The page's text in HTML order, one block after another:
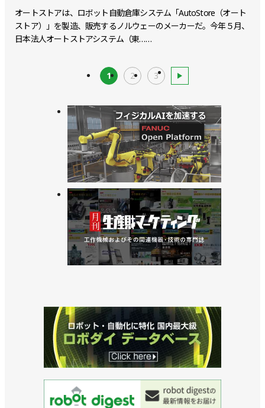
オートストアは、ロボット自動倉庫システム「AutoStore（オート
ストア）」を製造、販売するノルウェーのメーカーだ。今年５月、
日本法人オートストアシステム（東……
1 2 3